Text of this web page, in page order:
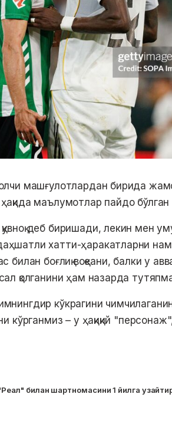
машғулотлардан бирида
маълумотлар пайдо бўлган
деб биришади, лекин мен
хатти-ҳаракатларни
билан боғлиқ воқеани, балки у
қолганини ҳам назарда
кўкрагини
кўрганмиз – у ҳақиқий
билан шартномасини 1 йилга